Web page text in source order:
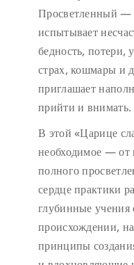
Просветленный —
испытывает
бедность, потери,
страх, кошмары и
приглашает
прийти и внимать.
В этой «Царице
необходимое — от
полного
сердце практики
глубинные учения
происхождении,
принципы